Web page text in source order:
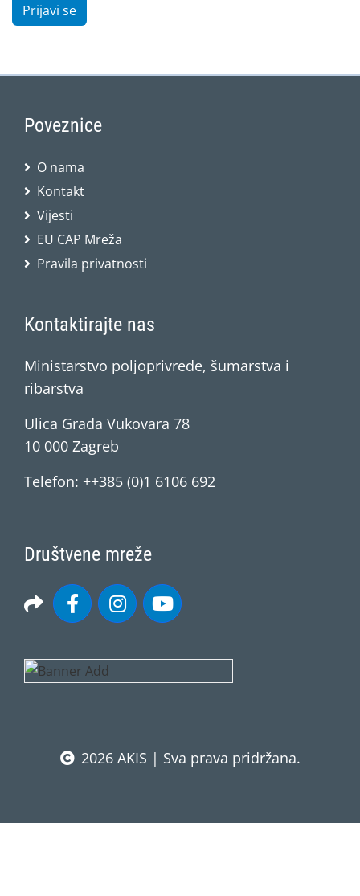
Prijavi se
Poveznice
O nama
Kontakt
Vijesti
EU CAP Mreža
Pravila privatnosti
Kontaktirajte nas
Ministarstvo poljoprivrede, šumarstva i
ribarstva
Ulica Grada Vukovara 78
10 000 Zagreb
Telefon: ++385 (0)1 6106 692
Društvene mreže
2026 AKIS | Sva prava pridržana.